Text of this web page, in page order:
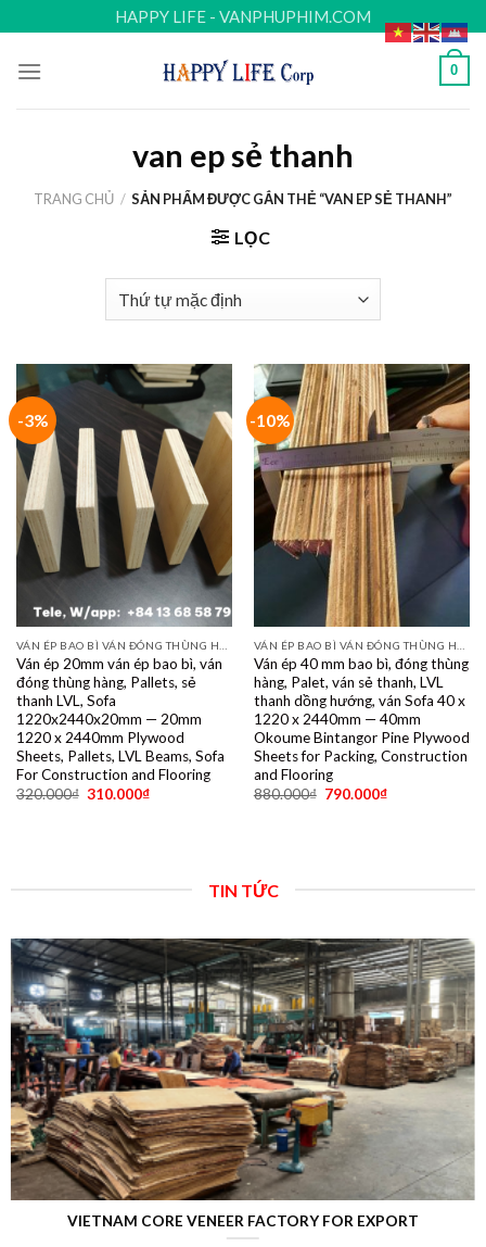
to
content
HAPPY LIFE - VANPHUPHIM.COM
0
van ep sẻ thanh
TRANG CHỦ / SẢN PHẨM ĐƯỢC GẮN THẺ “VAN EP SẺ THANH”
LỌC
-3%
Ván ép 20mm ván ép bao bì, ván
đóng thùng hàng, Pallets, sẻ
thanh LVL, Sofa
1220x2440x20mm — 20mm
1220 x 2440mm Plywood
Sheets, Pallets, LVL Beams, Sofa
For Construction and Flooring
320.000₫ 310.000₫
-10%
Ván ép 40 mm bao bì, đóng thùng
hàng, Palet, ván sẻ thanh, LVL
thanh dồng hướng, ván Sofa 40 x
1220 x 2440mm — 40mm
Okoume Bintangor Pine Plywood
Sheets for Packing, Construction
and Flooring
880.000₫ 790.000₫
TIN TỨC
LAMINATED VENEER LUMBER (LVL)